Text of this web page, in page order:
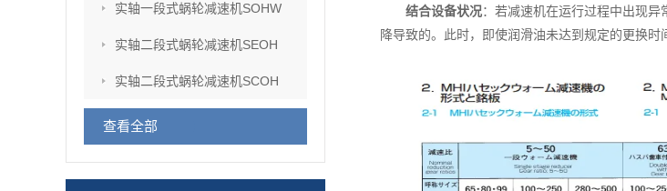
实轴一段式蜗轮减速机SOHW
实轴二段式蜗轮减速机SEOH
实轴二段式蜗轮减速机SCOH
查看全部
结合设备状况：若减速机在运行过程中出现
降导致的。此时，即使润滑油未达到规定的更换时